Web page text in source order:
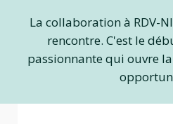
La collaboration à RDV-
rencontre. C'est le
passionnante qui ouvre